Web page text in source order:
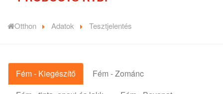
Otthon Adatok Tesztjelentés
Fém - Kiegészítő
Fém - Zománc